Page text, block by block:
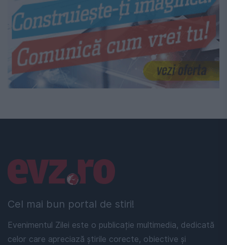
Cel mai bun portal de stiri!
Evenimentul Zilei este o publicație multimedia, dedicată
celor care apreciază știrile corecte, obiective și
Linkuri utile